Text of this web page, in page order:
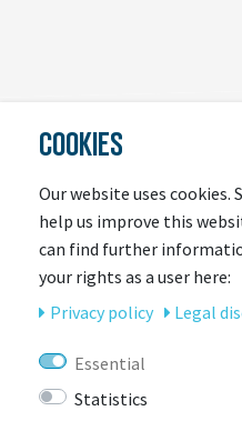
COOKIES
Our website uses
help us improve this
can find further
your rights as a user here:
Privacy policy
Legal
Essential
Statistics